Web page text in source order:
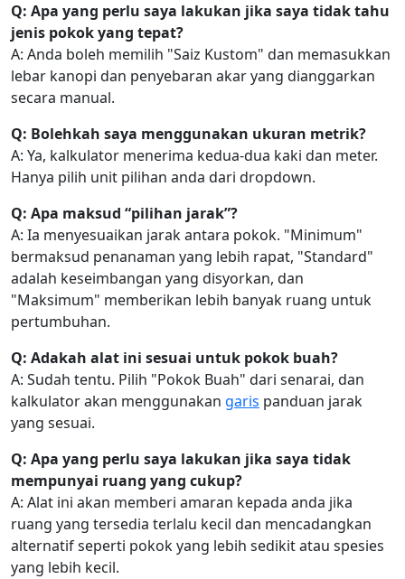
Q: Apa yang perlu saya lakukan jika saya tidak tahu
jenis pokok yang tepat?
A: Anda boleh memilih "Saiz Kustom" dan memasukkan
lebar kanopi dan penyebaran akar yang dianggarkan
secara manual.
Q: Bolehkah saya menggunakan ukuran metrik?
A: Ya, kalkulator menerima kedua-dua kaki dan meter.
Hanya pilih unit pilihan anda dari dropdown.
Q: Apa maksud “pilihan jarak”?
A: Ia menyesuaikan jarak antara pokok. "Minimum"
bermaksud penanaman yang lebih rapat, "Standard"
adalah keseimbangan yang disyorkan, dan
"Maksimum" memberikan lebih banyak ruang untuk
pertumbuhan.
Q: Adakah alat ini sesuai untuk pokok buah?
A: Sudah tentu. Pilih "Pokok Buah" dari senarai, dan
kalkulator akan menggunakan garis panduan jarak
yang sesuai.
Q: Apa yang perlu saya lakukan jika saya tidak
mempunyai ruang yang cukup?
A: Alat ini akan memberi amaran kepada anda jika
ruang yang tersedia terlalu kecil dan mencadangkan
alternatif seperti pokok yang lebih sedikit atau spesies
yang lebih kecil.